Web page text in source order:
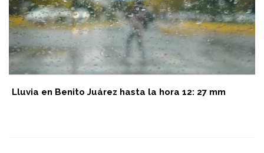
Lluvia en Benito Juárez hasta la hora 12: 27 mm